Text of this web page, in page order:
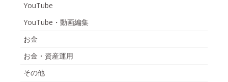
YouTube
YouTube・動画編集
お金
お金・資産運用
その他